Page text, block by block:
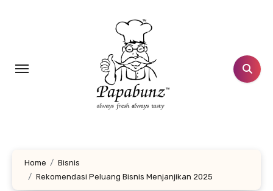
Home
Bisnis
Rekomendasi Peluang Bisnis Menjanjikan 2025